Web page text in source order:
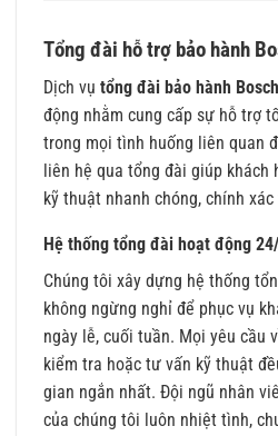
Tổng đài hỗ trợ bảo hành
Dịch vụ tổng đài bảo hành
động nhằm cung cấp sự hỗ trợ
trong mọi tình huống liên quan
liên hệ qua tổng đài giúp khách
kỹ thuật nhanh chóng, chính
Hệ thống tổng đài hoạt động
Chúng tôi xây dựng hệ thống
không ngừng nghỉ để phục vụ
ngày lễ, cuối tuần. Mọi yêu cầu
kiểm tra hoặc tư vấn kỹ thuật
gian ngắn nhất. Đội ngũ nhân
của chúng tôi luôn nhiệt tình,